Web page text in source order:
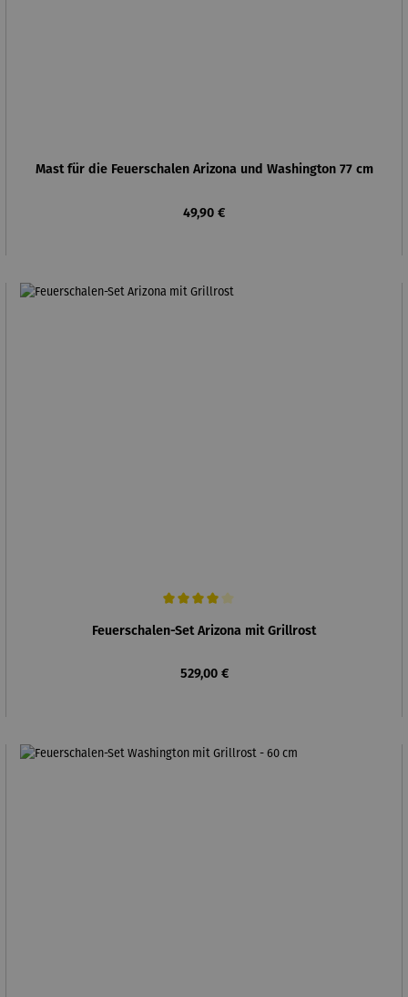
Mast für die Feuerschalen Arizona und Washington 77 cm
Regulärer Preis:
49,90 €
Feuerschalen-Set Arizona mit Grillrost
Regulärer Preis:
529,00 €